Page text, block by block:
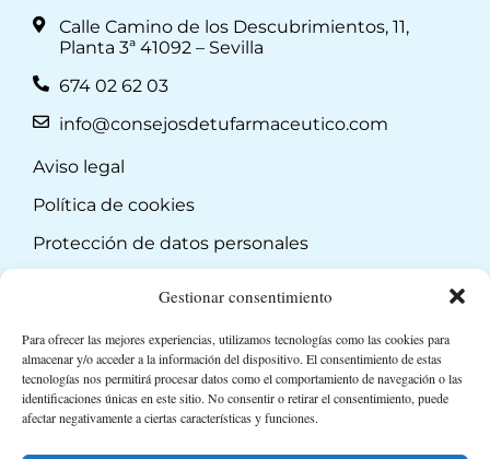
Gestionar consentimiento
Para ofrecer las mejores experiencias, utilizamos tecnologías como las cookies para
almacenar y/o acceder a la información del dispositivo. El consentimiento de estas
tecnologías nos permitirá procesar datos como el comportamiento de navegación o las
identificaciones únicas en este sitio. No consentir o retirar el consentimiento, puede
afectar negativamente a ciertas características y funciones.
Calle Camino de los Descubrimientos, 11,
Planta 3ª 41092 – Sevilla
674 02 62 03
info@consejosdetufarmaceutico.com
Aviso legal
Política de cookies
Protección de datos personales